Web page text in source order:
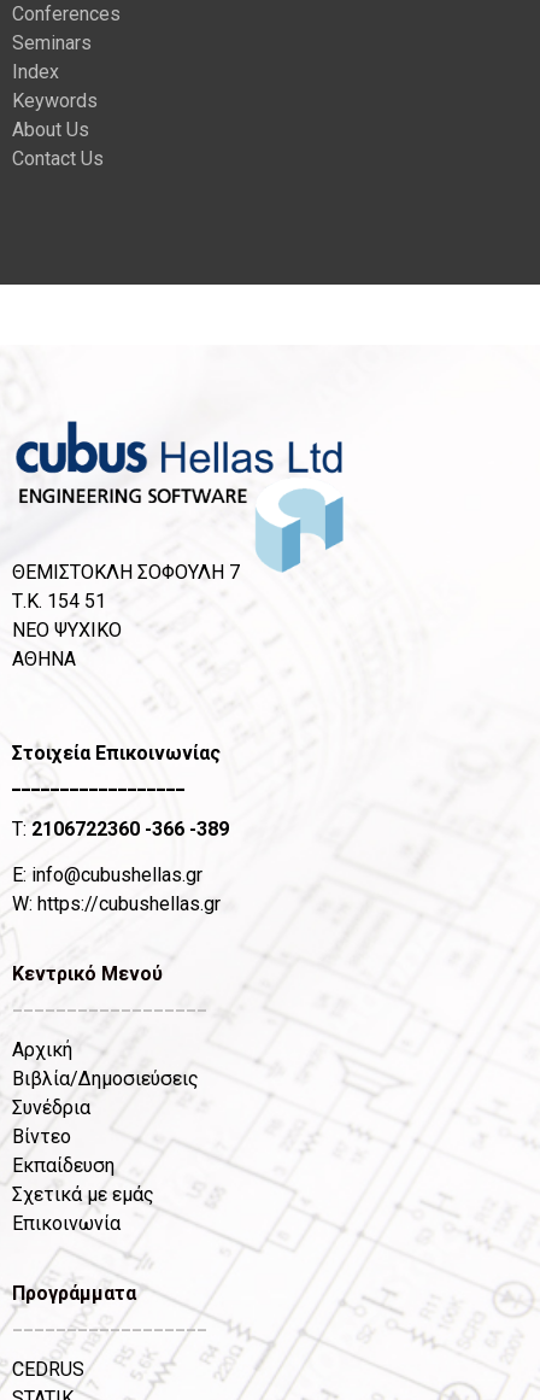
Conferences
Seminars
Index
Keywords
About Us
Contact Us
ΘΕΜΙΣΤΟΚΛΗ ΣΟΦΟΥΛΗ 7
Τ.Κ. 154 51
ΝΕΟ ΨΥΧΙΚΟ
ΑΘΗΝΑ
Στοιχεία Επικοινωνίας
__________________
T:2106722360 -366 -389
Ε: info@cubushellas.gr
W: https://cubushellas.gr
Κεντρικό Μενού
Αρχική
Βιβλία/Δημοσιεύσεις
Συνέδρια
Βίντεο
Εκπαίδευση
Σχετικά με εμάς
Επικοινωνία
Προγράμματα
__________________
CEDRUS